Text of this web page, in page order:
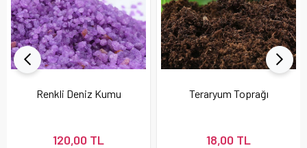
Renkli Deniz Kumu
120,00 TL
Teraryum Toprağı
18,00 TL